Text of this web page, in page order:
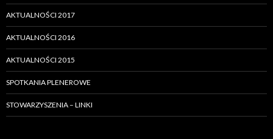
AKTUALNOŚCI 2017
AKTUALNOŚCI 2016
AKTUALNOŚCI 2015
SPOTKANIA PLENEROWE
STOWARZYSZENIA – LINKI